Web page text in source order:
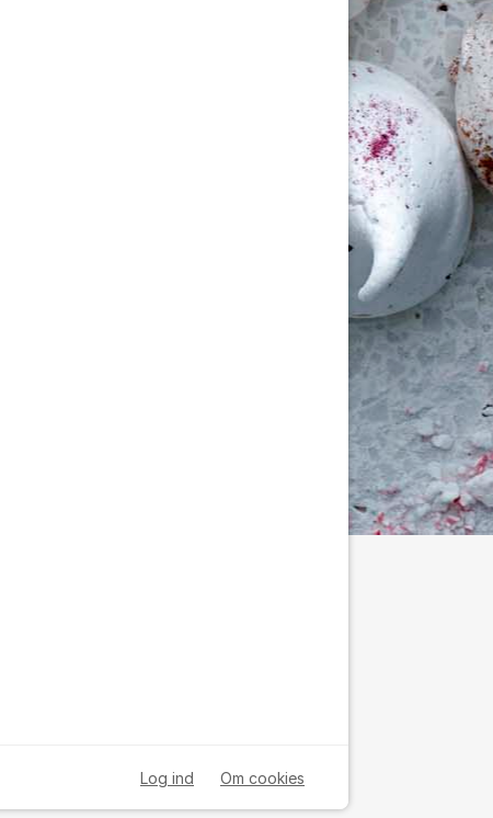
Log ind Om cookies